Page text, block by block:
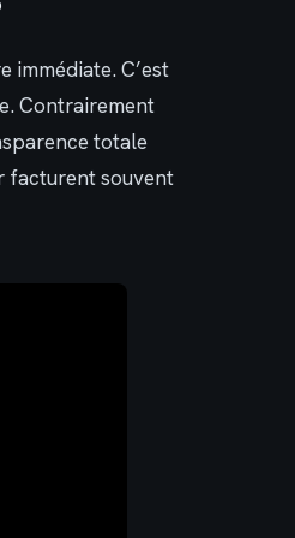
immédiate. C’est
Contrairement
totale
facturent souvent